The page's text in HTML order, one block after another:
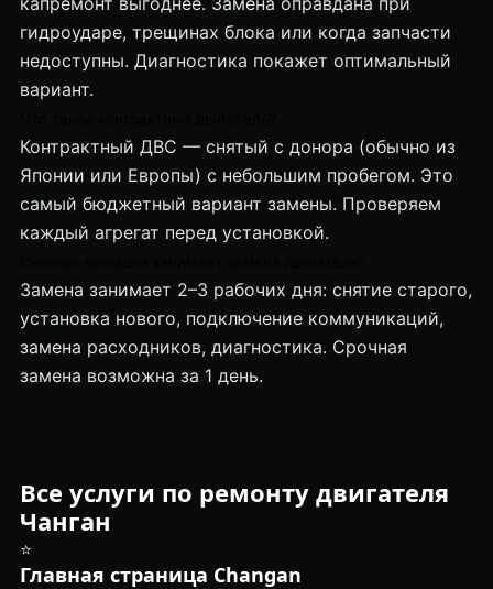
гидроударе, трещинах блока или когда запчасти
недоступны. Диагностика покажет оптимальный
вариант.
Контрактный ДВС — снятый с донора (обычно из
Японии или Европы) с небольшим пробегом. Это
самый бюджетный вариант замены. Проверяем
каждый агрегат перед установкой.
Замена занимает 2–3 рабочих дня: снятие старого,
установка нового, подключение коммуникаций,
замена расходников, диагностика. Срочная
замена возможна за 1 день.
Все услуги по ремонту двигателя
Чанган
⭐
Главная страница Changan